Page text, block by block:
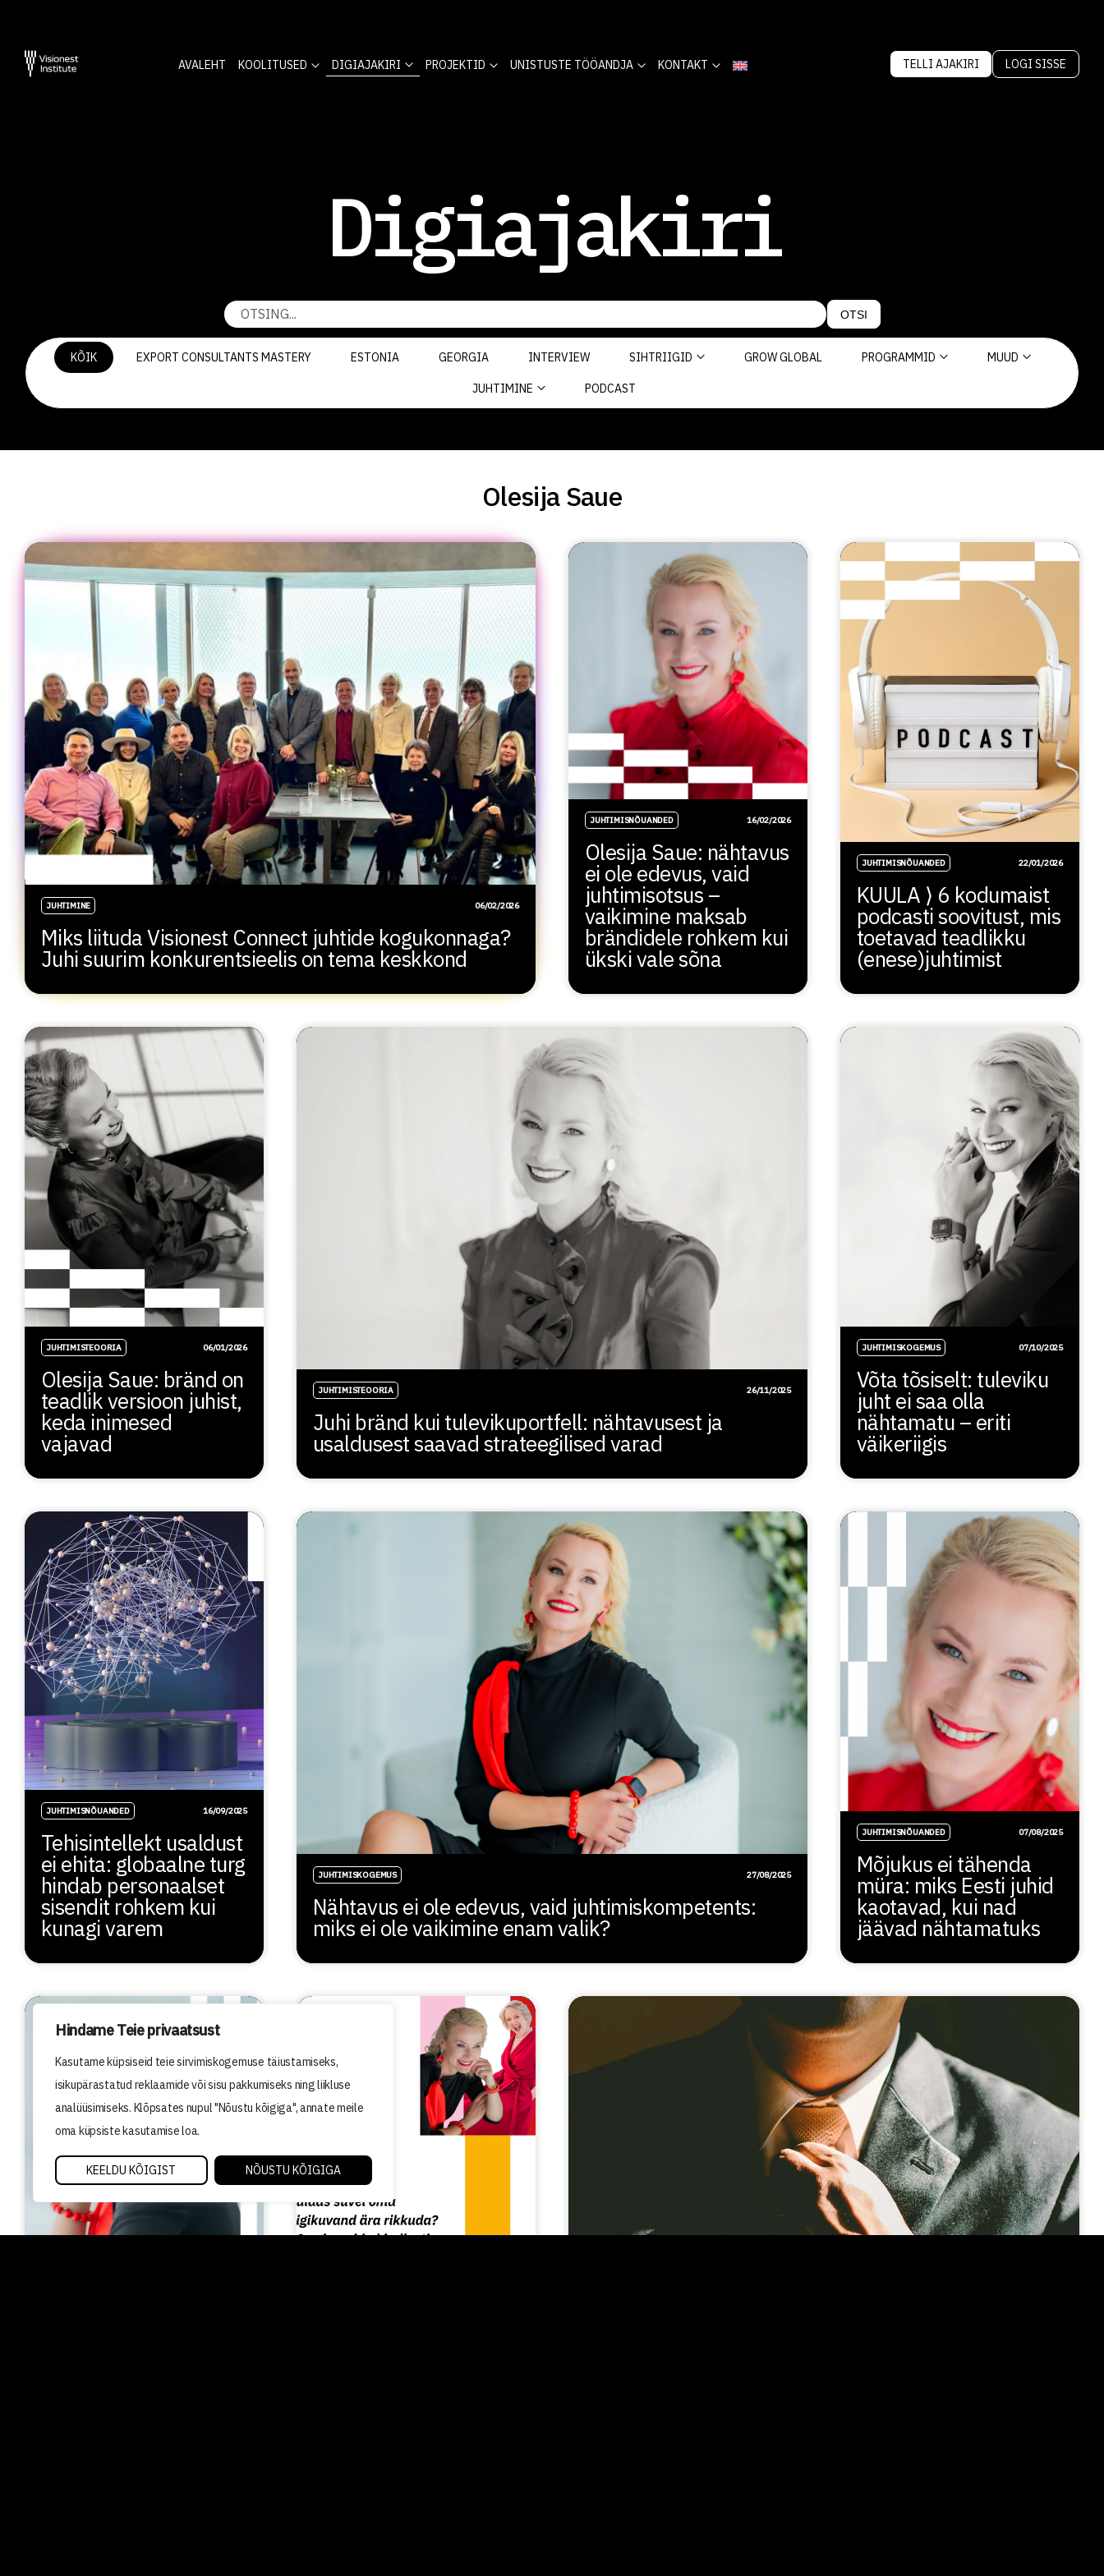
Hindame Teie privaatsust
Kasutame küpsiseid teie sirvimiskogemuse täiustamiseks,
isikupärastatud reklaamide või sisu pakkumiseks ning liikluse
analüüsimiseks. Klõpsates nupul "Nõustu kõigiga", annate meile
oma küpsiste kasutamise loa.
KEELDU KÕIGIST NÕUSTU KÕIGIGA
AVALEHT KOOLITUSED DIGIAJAKIRI PROJEKTID UNISTUSTE TÖÖANDJA KONTAKT TELLI AJAKIRI LOGI SISSE
Digiajakiri
OTSI
KÕIK EXPORT CONSULTANTS MASTERY ESTONIA GEORGIA INTERVIEW SIHTRIIGID GROW GLOBAL PROGRAMMID MUUD
JUHTIMINE PODCAST
Olesija Saue
JUHTIMINE 06/02/2026
Miks liituda Visionest Connect juhtide kogukonnaga?
Juhi suurim konkurentsieelis on tema keskkond
JUHTIMISNÕUANDED 16/02/2026
Olesija Saue: nähtavus
ei ole edevus, vaid
juhtimisotsus –
vaikimine maksab
brändidele rohkem kui
ükski vale sõna
JUHTIMISNÕUANDED 22/01/2026
KUULA ⟩ 6 kodumaist
podcasti soovitust, mis
toetavad teadlikku
(enese)juhtimist
JUHTIMISTEOORIA 06/01/2026
Olesija Saue: bränd on
teadlik versioon juhist,
keda inimesed
vajavad
JUHTIMISTEOORIA 26/11/2025
Juhi bränd kui tulevikuportfell: nähtavusest ja
usaldusest saavad strateegilised varad
JUHTIMISKOGEMUS 07/10/2025
Võta tõsiselt: tuleviku
juht ei saa olla
nähtamatu – eriti
väikeriigis
JUHTIMISNÕUANDED 16/09/2025
Tehisintellekt usaldust
ei ehita: globaalne turg
hindab personaalset
sisendit rohkem kui
kunagi varem
JUHTIMISKOGEMUS 27/08/2025
Nähtavus ei ole edevus, vaid juhtimiskompetents:
miks ei ole vaikimine enam valik?
JUHTIMISNÕUANDED 07/08/2025
Mõjukus ei tähenda
müra: miks Eesti juhid
kaotavad, kui nad
jäävad nähtamatuks